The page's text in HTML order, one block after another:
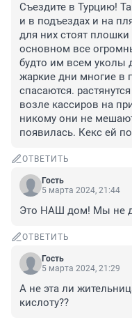
Съездите в Турцию!
и в подъездах и на
для них стоят
основном все
будто им всем уколы
жаркие дни многие в
спасаются.
возле кассиров на
никому они не
появилась. Кекс ей
ОТВЕТИТЬ
Гость
5 марта 2024, 21:44
Это НАШ дом! Мы не
ОТВЕТИТЬ
Гость
5 марта 2024, 21:29
А не эта ли
кислоту??